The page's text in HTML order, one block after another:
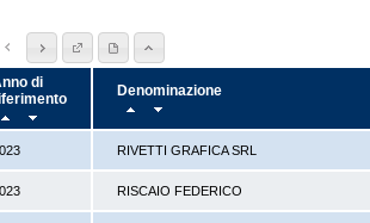
di
Denominazione
RIVETTI GRAFICA SRL
RISCAIO FEDERICO